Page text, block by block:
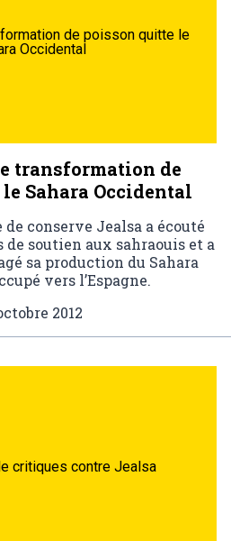
de poisson quitte le
Occidental
transformation de
Sahara Occidental
conserve Jealsa a écouté
de soutien aux sahraouis et a
sa production du Sahara
vers l’Espagne.
2012
critiques contre Jealsa